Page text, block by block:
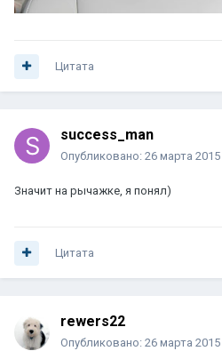
Цитата
success_man
Опубликовано: 26 марта 2015
Значит на рычажке, я понял)
Цитата
rewers22
Опубликовано: 26 марта 2015